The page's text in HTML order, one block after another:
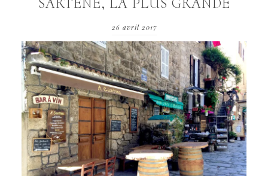
26 avril 2017